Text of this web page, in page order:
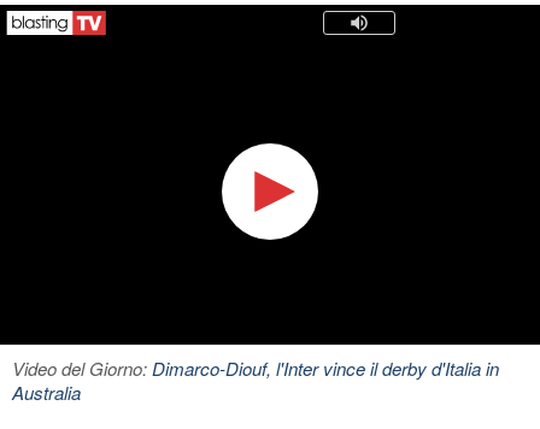
Video del Giorno:Dimarco-Diouf, l'Inter vince il derby d'Italia in
Australia